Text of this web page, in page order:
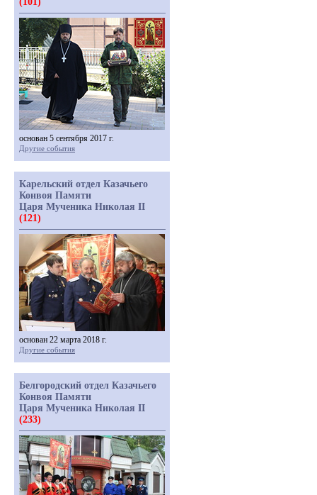
основан 5 сентября 2017 г.
Другие события
Карельский отдел Казачьего
Конвоя Памяти
Царя Мученика Николая II
(121)
основан 22 марта 2018 г.
Другие события
Белгородский отдел Казачьего
Конвоя Памяти
Царя Мученика Николая II
(233)